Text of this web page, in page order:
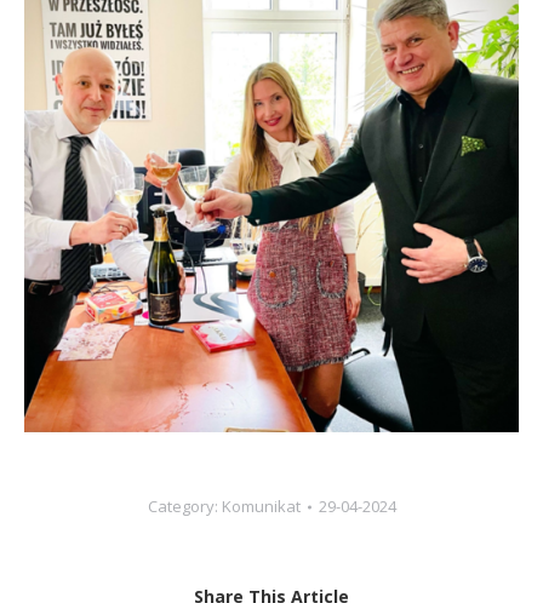
Category: Komunikat 29-04-2024
Share This Article